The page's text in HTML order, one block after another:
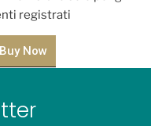
registrati
Buy Now